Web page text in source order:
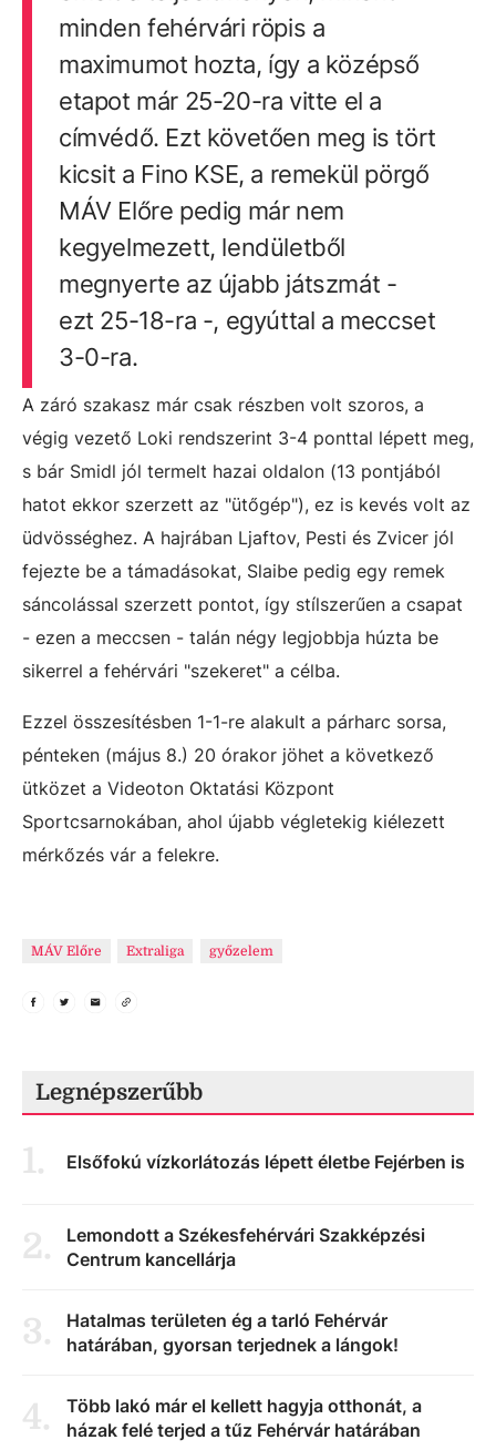
minden fehérvári röpis a
maximumot hozta, így a középső
etapot már 25-20-ra vitte el a
címvédő. Ezt követően meg is tört
kicsit a Fino KSE, a remekül pörgő
MÁV Előre pedig már nem
kegyelmezett, lendületből
megnyerte az újabb játszmát -
ezt 25-18-ra -, egyúttal a meccset
3-0-ra.
A záró szakasz már csak részben volt szoros, a
végig vezető Loki rendszerint 3-4 ponttal lépett meg,
s bár Smidl jól termelt hazai oldalon (13 pontjából
hatot ekkor szerzett az "ütőgép"), ez is kevés volt az
üdvösséghez. A hajrában Ljaftov, Pesti és Zvicer jól
fejezte be a támadásokat, Slaibe pedig egy remek
sáncolással szerzett pontot, így stílszerűen a csapat
- ezen a meccsen - talán négy legjobbja húzta be
sikerrel a fehérvári "szekeret" a célba.
Ezzel összesítésben 1-1-re alakult a párharc sorsa,
pénteken (május 8.) 20 órakor jöhet a következő
ütközet a Videoton Oktatási Központ
Sportcsarnokában, ahol újabb végletekig kiélezett
mérkőzés vár a felekre.
MÁV Előre Extraliga győzelem
Legnépszerűbb
1. Elsőfokú vízkorlátozás lépett életbe Fejérben is
2.
Lemondott a Székesfehérvári Szakképzési
Centrum kancellárja
3.
Hatalmas területen ég a tarló Fehérvár
határában, gyorsan terjednek a lángok!
4.
Több lakó már el kellett hagyja otthonát, a
házak felé terjed a tűz Fehérvár határában